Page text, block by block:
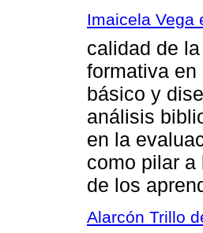
Imaicela Vega
calidad de
formativa
básico y
análisis
en la
como pilar
de los
Alarcón Trillo